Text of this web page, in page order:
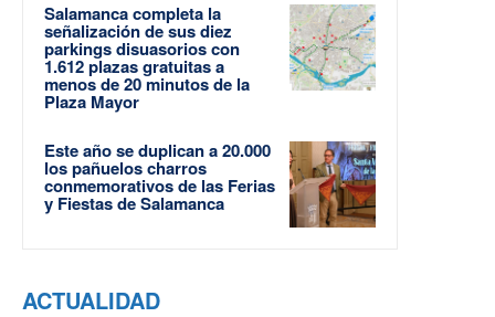
Salamanca completa la
señalización de sus diez
parkings disuasorios con
1.612 plazas gratuitas a
menos de 20 minutos de la
Plaza Mayor
Este año se duplican a 20.000
los pañuelos charros
conmemorativos de las Ferias
y Fiestas de Salamanca
ACTUALIDAD